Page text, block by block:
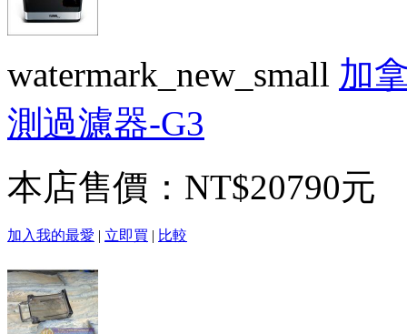
watermark_new_small 加
測過濾器-G3
本店售價： NT$20790元
加入我的最愛 | 立即買 | 比較